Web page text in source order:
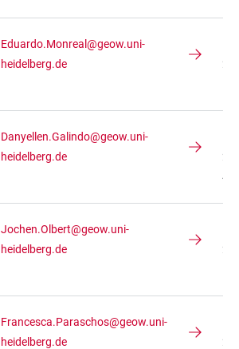
Eduardo.Monreal@geow.uni-
heidelberg.de
Danyellen.Galindo@geow.uni-
heidelberg.de
Jochen.Olbert@geow.uni-
heidelberg.de
Francesca.Paraschos@geow.uni-
heidelberg.de